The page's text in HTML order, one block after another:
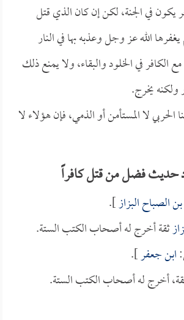
يكون في الجنة، لكن إن كان الذي قتل
الله عز وجل وعذبه بها في النار
مع الكافر في الخلود والبقاء، ولا يمنع ذلك
ولكنه يخرج.
الحربي لا المستأمن أو الذمي، فإن هؤلاء لا
حديث فضل من قتل كافراً
الصباح البزاز].
ثقة أخرج له أصحاب الكتب الستة.
ابن جعفر].
أخرج له أصحاب الكتب الستة.